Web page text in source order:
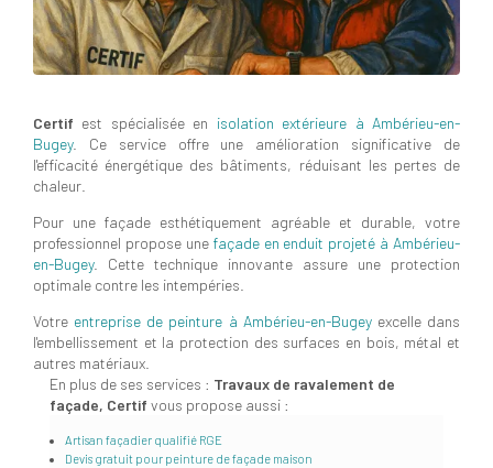
Certif est spécialisée en isolation extérieure à Ambérieu-en-
Bugey. Ce service offre une amélioration significative de
l'efficacité énergétique des bâtiments, réduisant les pertes de
chaleur.
Pour une façade esthétiquement agréable et durable, votre
professionnel propose une façade en enduit projeté à Ambérieu-
en-Bugey. Cette technique innovante assure une protection
optimale contre les intempéries.
Votre entreprise de peinture à Ambérieu-en-Bugeyexcelle dans
l'embellissement et la protection des surfaces en bois, métal et
autres matériaux.
En plus de ses services : Travaux de ravalement de
façade, Certif vous propose aussi :
Artisan façadier qualifié RGE
Devis gratuit pour peinture de façade maison